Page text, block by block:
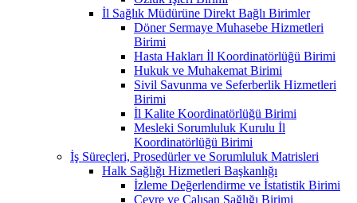
İl Sağlık Müdürüne Direkt Bağlı Birimler
Döner Sermaye Muhasebe Hizmetleri
Birimi
Hasta Hakları İl Koordinatörlüğü Birimi
Hukuk ve Muhakemat Birimi
Sivil Savunma ve Seferberlik Hizmetleri
Birimi
İl Kalite Koordinatörlüğü Birimi
Mesleki Sorumluluk Kurulu İl
Koordinatörlüğü Birimi
İş Süreçleri, Prosedürler ve Sorumluluk Matrisleri
Halk Sağlığı Hizmetleri Başkanlığı
İzleme Değerlendirme ve İstatistik Birimi
Çevre ve Çalışan Sağlığı Birimi